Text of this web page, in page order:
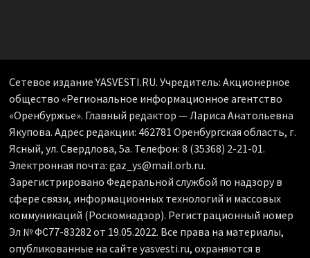
Сетевое издание YASVESTI.RU. Учредитель: Акционерное
общество «Региональное информационное агентство
«Оренбуржье». Главный редактор — Лариса Анатольевна
Якупова. Адрес редакции: 462781 Оренбургская область, г.
Ясный, ул. Свердлова, 5а. Телефон: 8 (35368) 2-21-01.
Электронная почта: gaz_ys@mail.orb.ru.
Зарегистрировано Федеральной службой по надзору в
сфере связи, информационных технологий и массовых
коммуникаций (Роскомнадзор). Регистрационный номер
Эл № ФС77-83282 от 19.05.2022. Все права на материалы,
опубликованные на сайте yasvesti.ru, охраняются в